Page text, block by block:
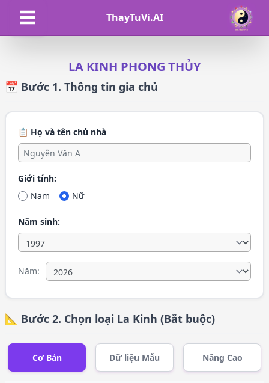
ThayTuVi.AI
LA KINH PHONG THỦY
📅 Bước 1. Thông tin gia chủ
📋 Họ và tên chủ nhà
Giới tính:
Nam
Nữ
Năm sinh:
Năm:
📐 Bước 2. Chọn loại La Kinh (Bắt buộc)
Cơ Bản Dữ liệu Mẫu Nâng Cao